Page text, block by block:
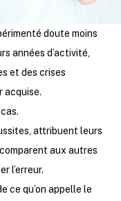
doute moins
années d’activité,
et des crises
acquise.
attribuent leurs
aux autres
l’erreur.
ce qu’on appelle le